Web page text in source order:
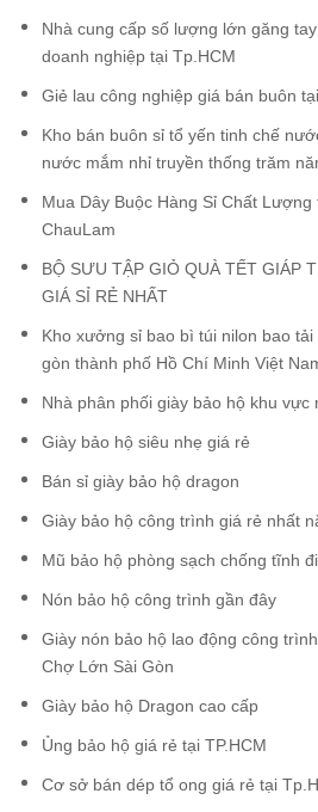
Nhà cung cấp số lượng lớn găng
doanh nghiệp tại Tp.HCM
Giẻ lau công nghiệp giá bán buôn
Kho bán buôn sỉ tổ yến tinh chế
nước mắm nhỉ truyền thống trăm
Mua Dây Buộc Hàng Sỉ Chất
ChauLam
BỘ SƯU TẬP GIỎ QUÀ TẾT GIÁP
GIÁ SỈ RẺ NHẤT
Kho xưởng sỉ bao bì túi nilon bao
gòn thành phố Hồ Chí Minh Việt
Nhà phân phối giày bảo hộ khu vực
Giày bảo hộ siêu nhẹ giá rẻ
Bán sỉ giày bảo hộ dragon
Giày bảo hộ công trình giá rẻ nhất
Mũ bảo hộ phòng sạch chống tĩnh
Nón bảo hộ công trình gần đây
Giày nón bảo hộ lao động công
Chợ Lớn Sài Gòn
Giày bảo hộ Dragon cao cấp
Ủng bảo hộ giá rẻ tại TP.HCM
Cơ sở bán dép tổ ong giá rẻ tại